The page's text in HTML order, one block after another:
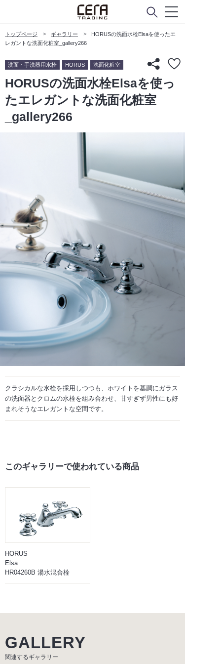
トップページ ギャラリー
HORUSの洗面水栓Elsaを使ったエ
レガントな洗面化粧室_gallery266
洗面・手洗器用水栓 HORUS 洗面化粧室
HORUSの洗面水栓Elsaを使っ
たエレガントな洗面化粧室
_gallery266
クラシカルな水栓を採用しつつも、ホワイトを基調にガラス
の洗面器とクロムの水栓を組み合わせ、甘すぎず男性にも好
まれそうなエレガントな空間です。
このギャラリーで使われている商品
HORUS
Elsa
HR04260B 湯水混合栓
GALLERY
関連するギャラリー